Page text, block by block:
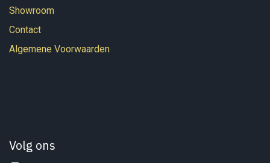
Showroom
Contact
Algemene Voorwaarden
Volg ons